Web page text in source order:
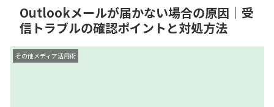
Outlookメールが届かない場合の原因｜受
信トラブルの確認ポイントと対処方法
その他メディア活用術